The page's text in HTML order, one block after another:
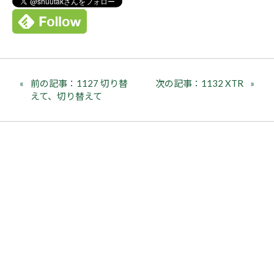
前の記事：1127 切り替
えて、切り替えて
次の記事：1132 XTR